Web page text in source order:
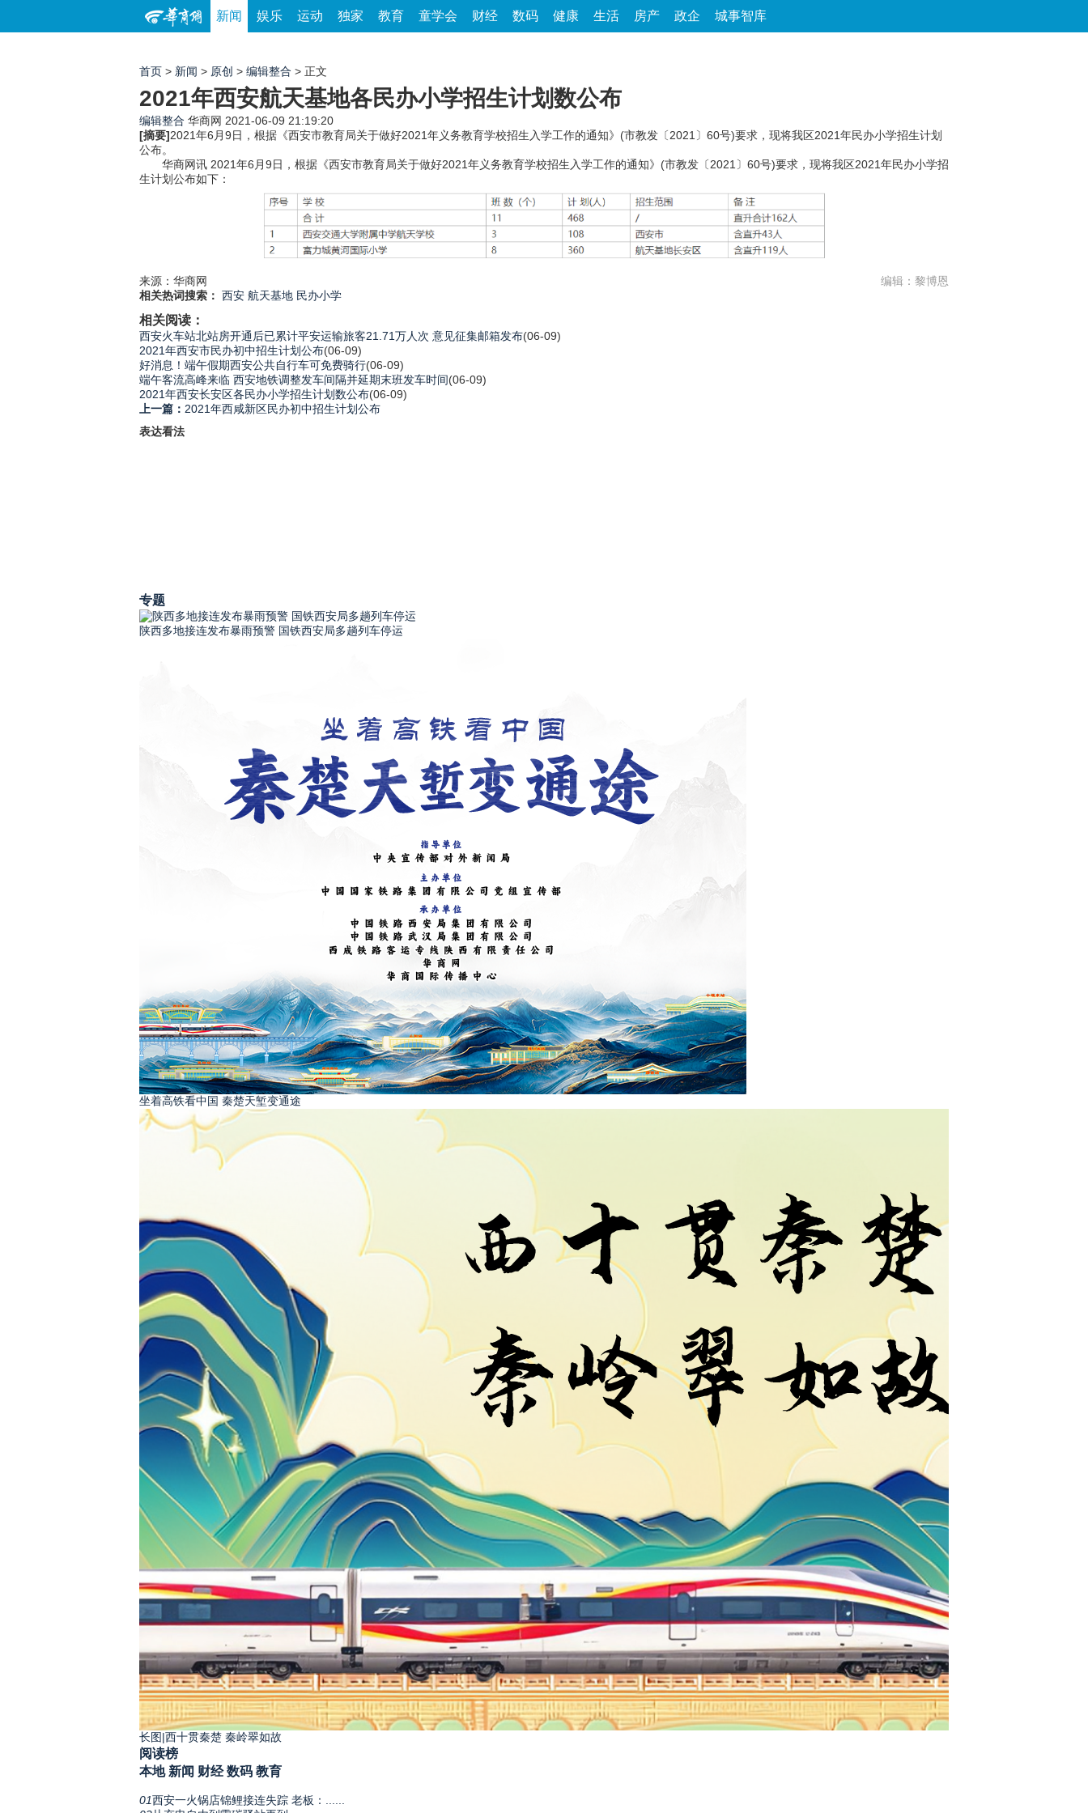
新闻 娱乐 运动 独家 教育 童学会 财经 数码 健康 生活 房产 政企 城事智库
首页 > 新闻 > 原创 > 编辑整合 > 正文
2021年西安航天基地各民办小学招生计划数公布
编辑整合 华商网 2021-06-09 21:19:20
[摘要]2021年6月9日，根据《西安市教育局关于做好2021年义务教育学校招生入学工作的通知》(市教发〔2021〕60号)要求，现将我区2021年民办小学招生计划
公布。
华商网讯 2021年6月9日，根据《西安市教育局关于做好2021年义务教育学校招生入学工作的通知》(市教发〔2021〕60号)要求，现将我区2021年民办小学招
生计划公布如下：
来源：华商网
编辑：黎博恩
相关热词搜索： 西安 航天基地 民办小学
相关阅读：
西安火车站北站房开通后已累计平安运输旅客21.71万人次 意见征集邮箱发布(06-09)
2021年西安市民办初中招生计划公布(06-09)
好消息！端午假期西安公共自行车可免费骑行(06-09)
端午客流高峰来临 西安地铁调整发车间隔并延期末班发车时间(06-09)
2021年西安长安区各民办小学招生计划数公布(06-09)
上一篇： 2021年西咸新区民办初中招生计划公布
表达看法
专题
陕西多地接连发布暴雨预警 国铁西安局多趟列车停运
坐着高铁看中国 秦楚天堑变通途
长图|西十贯秦楚 秦岭翠如故
阅读榜
本地 新闻 财经 数码 教育
01西安一火锅店锦鲤接连失踪 老板：......